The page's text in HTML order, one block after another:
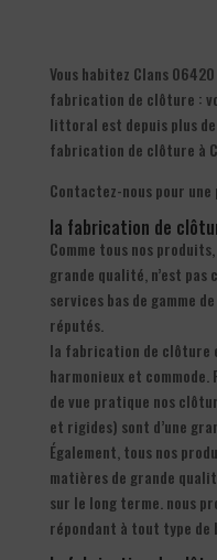
Vous habitez Clans
fabrication de clôture :
littoral est depuis plus
fabrication de clôture à
Contactez-nous pour
la fabrication de
Comme tous nos
grande qualité, n’est
services bas de gamme
réputés.
la fabrication de clôture
harmonieux et
de vue pratique nos
et rigides) sont d’une
Également, tous nos
matières de grande
sur le long terme. nous
répondant à tout type de